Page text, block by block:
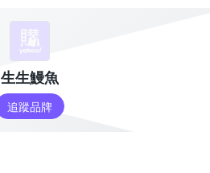
生生鰻魚
追蹤品牌